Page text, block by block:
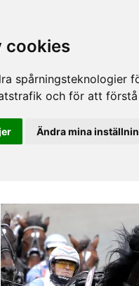
cookies
och för att
Ändra mina